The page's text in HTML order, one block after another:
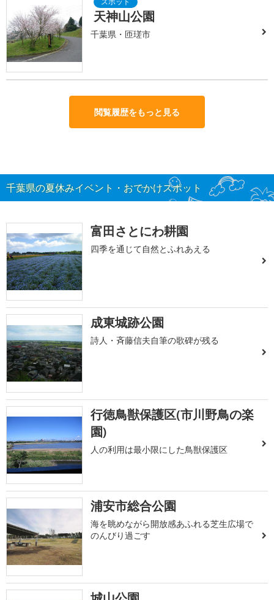
天神山公園
千葉県・匝瑳市
閲覧履歴をもっと見る
千葉県の夏休みイベント・おでかけスポット
富田さとにわ耕園
四季を通じて自然とふれあえる
成東城跡公園
詩人・斉藤信夫自筆の歌碑が残る
行徳鳥獣保護区(市川野鳥の楽
園)
人の利用は最小限にした鳥獣保護区
浦安市総合公園
海を眺めながら開放感あふれる芝生広場で
のんびり過ごす